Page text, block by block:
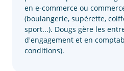
en e-commerce ou
(boulangerie, supérette,
sport...). Dougs gère les
d'engagement et en
conditions).